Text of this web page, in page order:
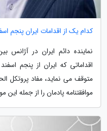
کدام یک از اقدامات ایران پنجم
نماینده دائم ایران در
اقداماتی که ایران از پنجم
موافقتنامه پادمان را از جمله این